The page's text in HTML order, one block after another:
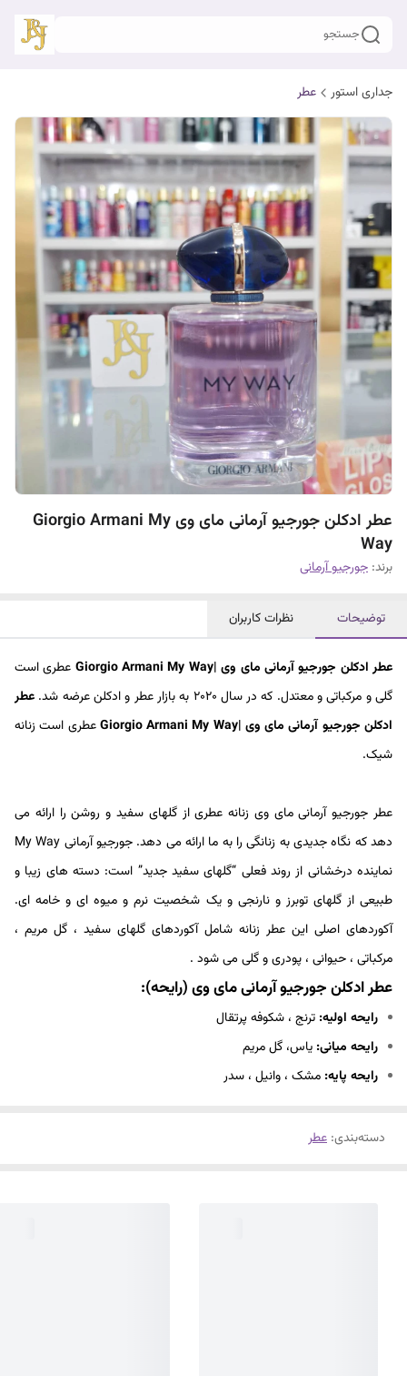
جستجو
جداری استور عطر
عطر ادکلن جورجیو آرمانی مای وی Giorgio Armani My
Way
برند: جورجیو آرمانی
توضیحات نظرات کاربران
عطر ادکلن جورجیو آرمانی مای وی |Giorgio Armani My Way
عطری است
گلی و مرکباتی و معتدل. که در سال 2020 به بازار عطر و ادکلن عرضه شد.
عطر
ادکلن جورجیو آرمانی مای وی |Giorgio Armani My Way
عطری است زنانه
شیک.
عطر جورجیو آرمانی مای وی زنانه عطری از گلهای سفید و روشن را ارائه می
دهد که نگاه جدیدی به زنانگی را به ما ارائه می دهد. جورجیو آرمانی My Way
نماینده درخشانی از روند فعلی “گلهای سفید جدید” است: دسته های زیبا و
طبیعی از گلهای توبرز و نارنجی و یک شخصیت نرم و میوه ای و خامه ای.
آکوردهای اصلی این عطر زنانه شامل آکوردهای گلهای سفید ، گل مریم ،
مرکباتی ، حیوانی ، پودری و گلی می شود .
عطر ادکلن جورجیو آرمانی مای وی(رایحه):
رایحه اولیه: ترنج ، شکوفه پرتقال
رایحه میانی: یاس، گل مریم
رایحه پایه: مشک ، وانیل ، سدر
دسته‌بندی: عطر